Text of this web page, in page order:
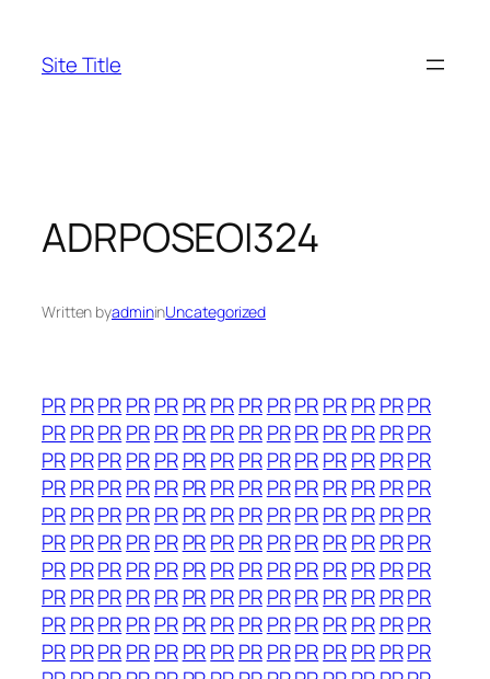
content
Site Title
ADRPOSEOI324
Written byadmininUncategorized
PRPRPRPRPR PRPRPRPRPRPRPR PRPR
PRPRPRPRPR PRPRPRPRPRPRPR PRPR
PRPRPRPRPR PRPRPRPRPRPRPR PRPR
PRPRPRPRPR PRPRPRPRPRPRPR PRPR
PRPRPRPRPR PRPRPRPRPRPRPR PRPR
PRPRPRPRPR PRPRPRPRPRPRPR PRPR
PRPRPRPRPR PRPRPRPRPRPRPR PRPR
PRPRPRPRPR PRPRPRPRPRPRPR PRPR
PRPRPRPRPR PRPRPRPRPRPRPR PRPR
PRPRPRPRPR PRPRPRPRPRPRPR PRPR